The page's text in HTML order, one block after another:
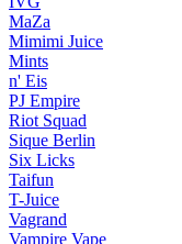
MaZa
Mimimi Juice
Mints
n' Eis
PJ Empire
Riot Squad
Sique Berlin
Six Licks
Taifun
T-Juice
Vagrand
Vampire Vape